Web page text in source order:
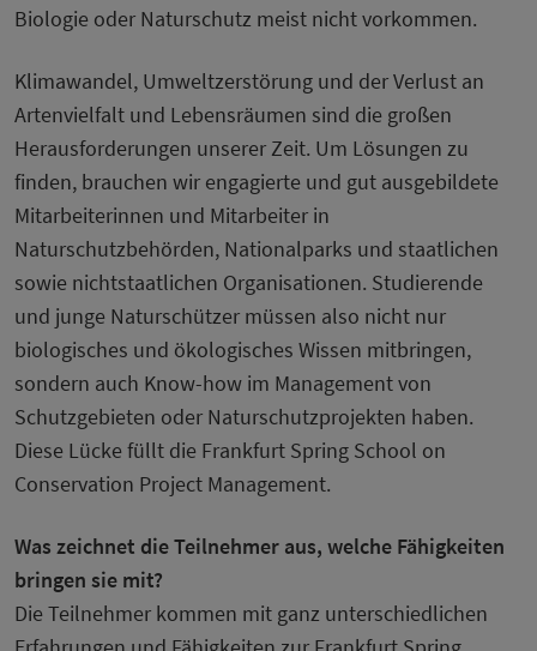
Biologie oder Naturschutz meist nicht vorkommen.
Klimawandel, Umweltzerstörung und der Verlust an
Artenvielfalt und Lebensräumen sind die großen
Herausforderungen unserer Zeit. Um Lösungen zu
finden, brauchen wir engagierte und gut ausgebildete
Mitarbeiterinnen und Mitarbeiter in
Naturschutzbehörden, Nationalparks und staatlichen
sowie nichtstaatlichen Organisationen. Studierende
und junge Naturschützer müssen also nicht nur
biologisches und ökologisches Wissen mitbringen,
sondern auch Know-how im Management von
Schutzgebieten oder Naturschutzprojekten haben.
Diese Lücke füllt die Frankfurt Spring School on
Conservation Project Management.
Was zeichnet die Teilnehmer aus, welche Fähigkeiten
bringen sie mit?
Die Teilnehmer kommen mit ganz unterschiedlichen